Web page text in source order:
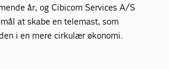
år, og Cibicom Services A/S
at skabe en telemast, som
i en mere cirkulær økonomi.